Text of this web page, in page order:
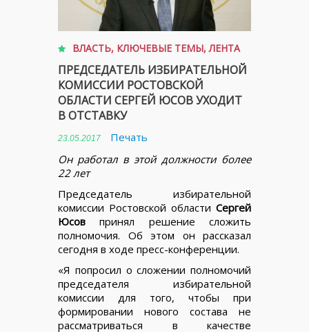
ВЛАСТЬ, КЛЮЧЕВЫЕ ТЕМЫ,ЛЕНТА
ПРЕДСЕДАТЕЛЬ ИЗБИРАТЕЛЬНОЙ
КОМИССИИ РОСТОВСКОЙ
ОБЛАСТИ СЕРГЕЙ ЮСОВ УХОДИТ
В ОТСТАВКУ
23.05.2017
Печать
Он работал в этой должности более
22 лет
Председатель избирательной
комиссии Ростовской области Сергей
Юсов принял решение сложить
полномочия. Об этом он рассказал
сегодня в ходе пресс-конференции.
«Я попросил о сложении полномочий
председателя избирательной
комиссии для того, чтобы при
формировании нового состава не
рассматриваться в качестве